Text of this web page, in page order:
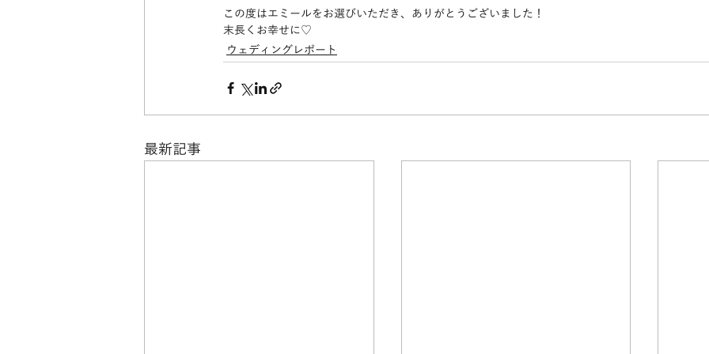
この度はエミールをお選びいただき、ありがとうございました！
末長くお幸せに♡
ウェディングレポート
最新記事